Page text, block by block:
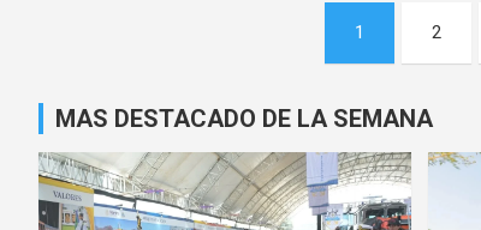
entradas
1 2
MAS DESTACADO DE LA SEMANA